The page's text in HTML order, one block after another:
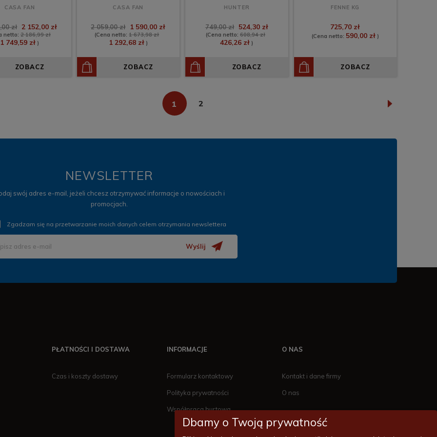
CASA FAN
zł 2 152,00 zł
netto: 2 186,99 zł
1 749,59 zł )
ZOBACZ
CASA FAN
2 059,00 zł 1 590,00 zł
(Cena netto:1 673,98 zł
1 292,68 zł)
ZOBACZ
HUNTER
749,00 zł 524,30 zł
(Cena netto: 608,94 zł
426,26 zł )
ZOBACZ
FENNE KG
725,70 zł
(Cena netto: 590,00 zł)
ZOBACZ
1 2 »
NEWSLETTER
swój adres e-mail, jeżeli chcesz otrzymywać informacje o nowościach i
promocjach.
Zgadzam się na przetwarzanie moich danych celem otrzymania newslettera
Wyślij
PŁATNOŚCI I DOSTAWA
Czas i koszty dostawy
INFORMACJE
Formularz kontaktowy
Polityka prywatności
Współpraca hurtowa
O NAS
Kontakt i dane firmy
O nas
Dbamy o Twoją prywatność